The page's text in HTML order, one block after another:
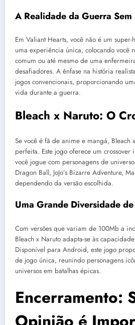
A Realidade da Guerra
Em Valiant Hearts, você não é um
uma experiência única, colocando você
comum ou até mesmo de uma
desafiadores. A ênfase na história
jogos convencionais, proporcionando
vida durante a guerra.
Bleach x Naruto: O
Se você é fã de anime e mangá, Bleach
perfeita. Este jogo oferece um
você jogue com personagens de
Dragon Ball, JoJo’s Bizarre Adventure,
dependendo da versão escolhida.
Uma Grande Diversidade
Com versões que variam de 100Mb a
Bleach x Naruto adapta-se às
Disponível para Android, este jogo
de jogo única, reunindo personagens
universos em batalhas épicas.
Encerramento: